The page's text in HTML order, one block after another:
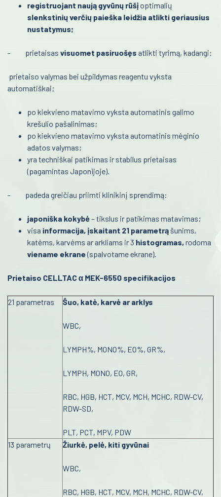
Laborotorinė medicina
Gastroenterologija
Endokrinologija
Anesteziologija
Kraujo centras
Reabilitacija
Kardiologija
Psichiatrija
Retos ligos
Radiologija
Onkologija
Urologija
Mėginių transportavimo sistemos/Laboratorijos
automatizavimas
Fizioterapinė ir reabilitacinė įranga
registruojant naują gyvūnų rūšįoptimalių
slenkstinių verčių paieška leidžia atlikti geriausius
nustatymus;
- prietaisas visuomet pasiruošęs atlikti tyrimą, kadangi:
prietaiso valymas bei užpildymas reagentu vyksta
automatiškai;
po kiekvieno matavimo vyksta automatinis galimo
krešulio pašalinimas;
po kiekvieno matavimo vyksta automatinis mėginio
adatos valymas;
yra techniškai patikimas ir stabilus prietaisas
(pagamintas Japonijoje).
- padeda greičiau priimti klinikinį sprendimą:
japoniška kokybė– tikslus ir patikimas matavimas;
visa informacija, įskaitant 21 parametrą šunims,
katėms, karvėms ar arkliams ir 3 histogramas, rodoma
viename ekrane(spalvotame ekrane).
Prietaiso CELLTAC α MEK-6550 specifikacijos
21 parametras Šuo, katė, karvė ar arklys
WBC,
LYMPH%, MONO%, EO%, GR%,
LYMPH, MONO, EO, GR,
RBC, HGB, HCT, MCV, MCH, MCHC, RDW-CV,
RDW-SD,
PLT, PCT, MPV, PDW
13 parametrų
Žiurkė, pelė, kiti gyvūnai
WBC,
RBC, HGB, HCT, MCV, MCH, MCHC, RDW-CV,